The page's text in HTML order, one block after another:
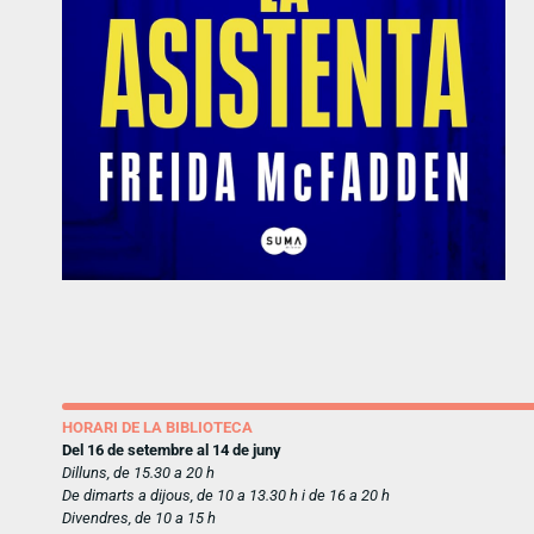
HORARI DE LA BIBLIOTECA
Del 16 de setembre al 14 de juny
Dilluns, de 15.30 a 20 h
De dimarts a dijous, de 10 a 13.30 h i de 16 a 20 h
Divendres, de 10 a 15 h